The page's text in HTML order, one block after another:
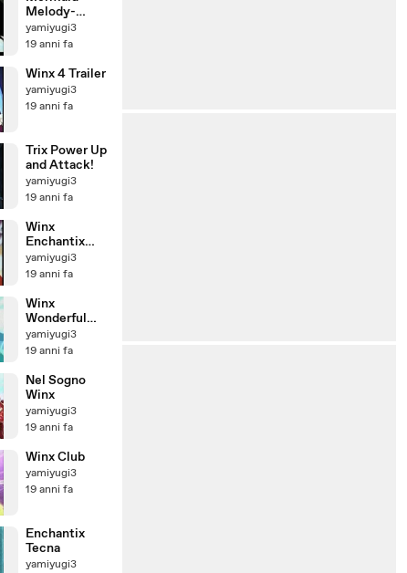
Melody-
Amore
Assoluto
yamiyugi3
19 anni fa
Winx 4 Trailer
yamiyugi3
19 anni fa
Trix Power Up
and Attack!
yamiyugi3
19 anni fa
Winx
Enchantix
Attack
yamiyugi3
19 anni fa
Winx
Wonderful
World
yamiyugi3
19 anni fa
Nel Sogno
Winx
yamiyugi3
19 anni fa
Winx Club
yamiyugi3
19 anni fa
Enchantix
Tecna
yamiyugi3